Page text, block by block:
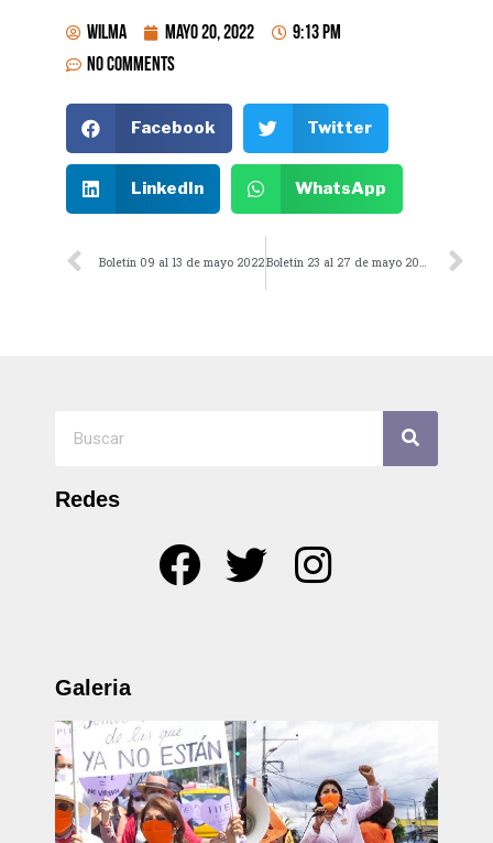
wilma mayo 20, 2022
9:13 pm
No Comments
Facebook Twitter
LinkedIn WhatsApp
Boletín 09 al 13 de mayo 2022 Boletín 23 al 27 de mayo 2022
Redes
Galeria